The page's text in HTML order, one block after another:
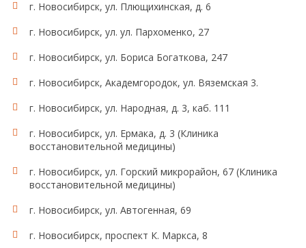
г. Новосибирск, ул. Плющихинская, д. 6
г. Новосибирск, ул. ул. Пархоменко, 27
г. Новосибирск, ул. Бориса Богаткова, 247
г. Новосибирск, Академгородок, ул. Вяземская 3.
г. Новосибирск, ул. Народная, д. 3, каб. 111
г. Новосибирск, ул. Ермака, д. 3 (Клиника
восстановительной медицины)
г. Новосибирск, ул. Горский микрорайон, 67 (Клиника
восстановительной медицины)
г. Новосибирск, ул. Автогенная, 69
г. Новосибирск, проспект К. Маркса, 8